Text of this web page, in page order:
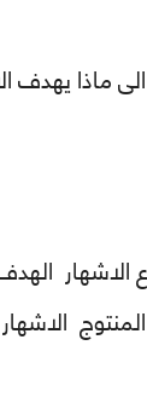
الى ماذا يهدف